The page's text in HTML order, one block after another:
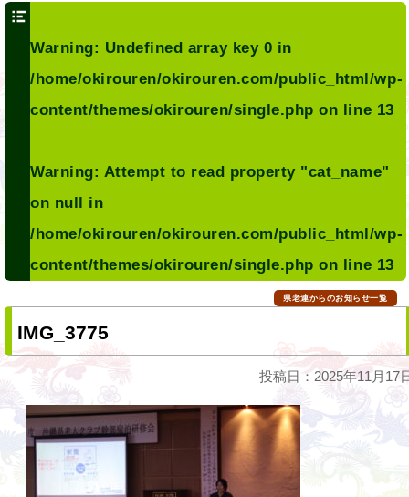
Warning: Undefined array key 0 in
/home/okirouren/okirouren.com/public_html/wp-
content/themes/okirouren/single.php on line 13
Warning: Attempt to read property "cat_name"
on null in
/home/okirouren/okirouren.com/public_html/wp-
content/themes/okirouren/single.php on line 13
県老連からのお知らせ一覧
IMG_3775
投稿日：2025年11月17